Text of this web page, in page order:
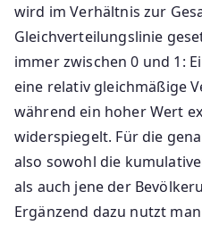
wird im Verhältnis zur
Gleichverteilungslinie
immer zwischen 0 und 1:
eine relativ gleichmäßige
während ein hoher Wert
widerspiegelt. Für die
also sowohl die
als auch jene der
Ergänzend dazu nutzt